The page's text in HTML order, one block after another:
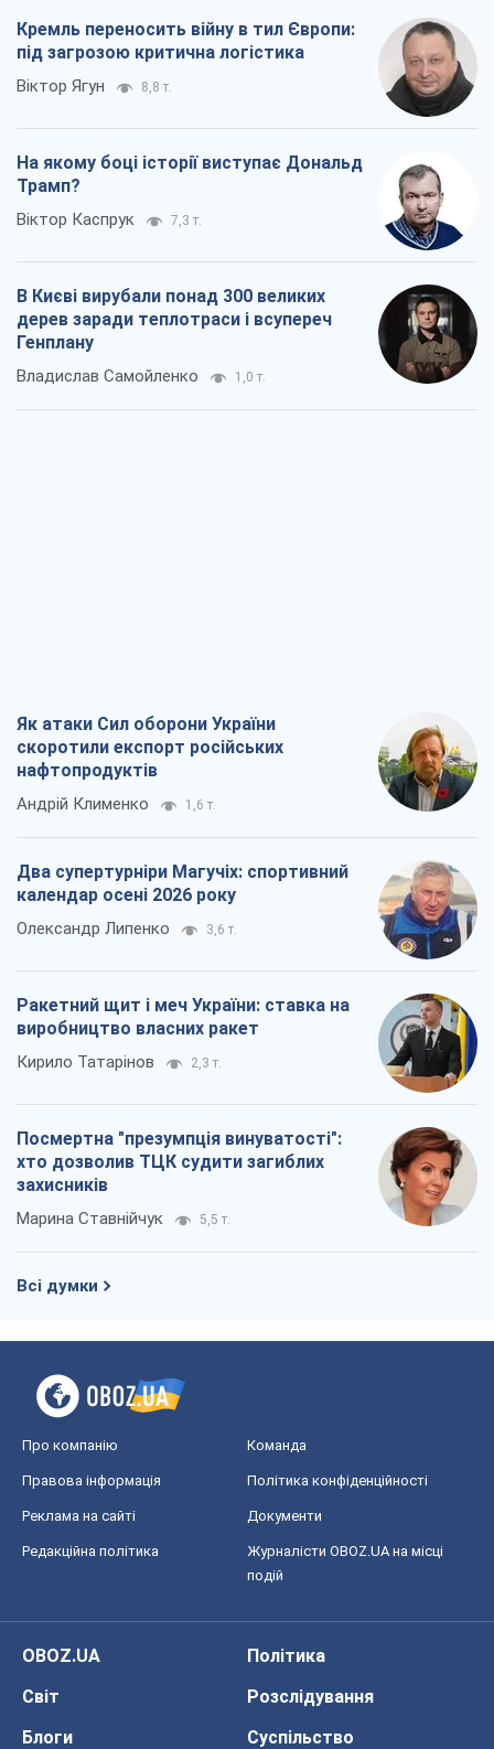
Кремль переносить війну в тил Європи:
під загрозою критична логістика
Віктор Ягун 8,8 т.
На якому боці історії виступає Дональд
Трамп?
Віктор Каспрук 7,3 т.
В Києві вирубали понад 300 великих
дерев заради теплотраси і всупереч
Генплану
Владислав Самойленко 1,0 т.
Як атаки Сил оборони України
скоротили експорт російських
нафтопродуктів
Андрій Клименко 1,6 т.
Два супертурніри Магучіх: спортивний
календар осені 2026 року
Олександр Липенко 3,6 т.
Ракетний щит і меч України: ставка на
виробництво власних ракет
Кирило Татарінов 2,3 т.
Посмертна "презумпція винуватості":
хто дозволив ТЦК судити загиблих
захисників
Марина Ставнійчук 5,5 т.
Всі думки
Про компанію Команда
Правова інформація Політика конфіденційності
Реклама на сайті Документи
Редакційна політика
Журналісти OBOZ.UA на місці
подій
OBOZ.UA
Політика
Світ
Розслідування
Блоги
Суспільство